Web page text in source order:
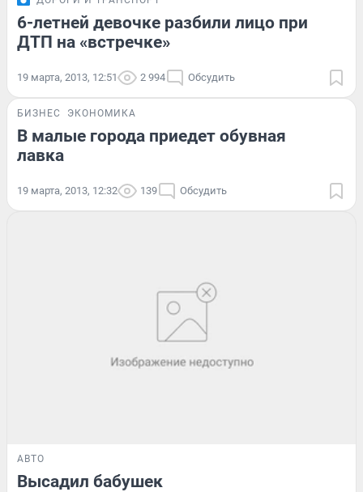
6-летней девочке разбили лицо при
ДТП на «встречке»
19 марта, 2013, 12:51 2 994 Обсудить
БИЗНЕС ЭКОНОМИКА
В малые города приедет обувная
лавка
19 марта, 2013, 12:32 139 Обсудить
АВТО
Высадил бабушек